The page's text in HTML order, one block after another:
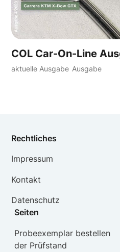
COL Car-On-Line
aktuelle Ausgabe Ausgabe
Rechtliches
Impressum
Kontakt
Datenschutz
Seiten
Probeexemplar bestellen
der Prüfstand